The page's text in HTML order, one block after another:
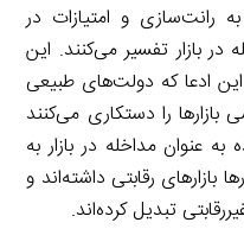
رانت‌سازی و امتیازات در
بازار تفسیر می‌کنند. این
ادعا که دولت‌های طبیعی
را دستکاری می‌کنند
عنوان مداخله در بازار به
رقابتی داشته‌اند و
تبدیل کرده‌اند.